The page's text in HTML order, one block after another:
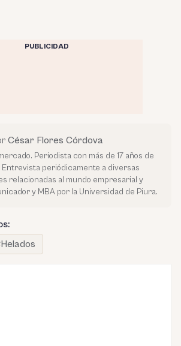
PUBLICIDAD
César Flores Córdova
Periodista con más de 17 años de
periódicamente a diversas
relacionadas al mundo empresarial y
y MBA por la Universidad de Piura.
Helados